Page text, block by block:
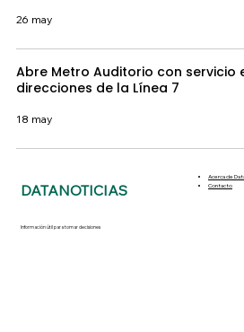
26 may
Abre Metro Auditorio con servicio
direcciones de la Línea 7
18 may
DATANOTICIAS
Información útil para tomar decisiones
Acerca de
Contacto